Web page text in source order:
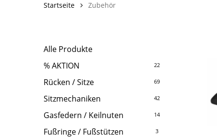
Startseite Zubehör
Alle Produkte
% AKTION
22
Rücken / Sitze 69
Sitzmechaniken 42
Gasfedern / Keilnuten 14
Fußringe / Fußstützen 3